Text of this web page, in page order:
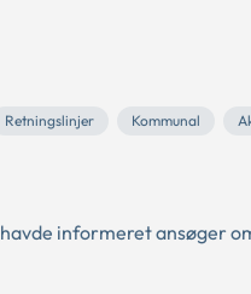
Retningslinjer Kommunal
informeret ansøger